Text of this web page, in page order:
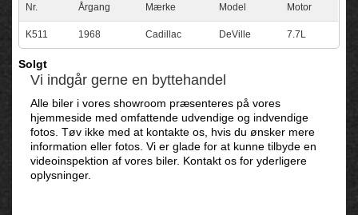
Nr. Årgang Mærke Model Motor
K511 1968 Cadillac DeVille 7.7L
Solgt
Vi indgår gerne en byttehandel
Alle biler i vores showroom præsenteres på vores
hjemmeside med omfattende udvendige og indvendige
fotos. Tøv ikke med at kontakte os, hvis du ønsker mere
information eller fotos. Vi er glade for at kunne tilbyde en
videoinspektion af vores biler. Kontakt os for yderligere
oplysninger.